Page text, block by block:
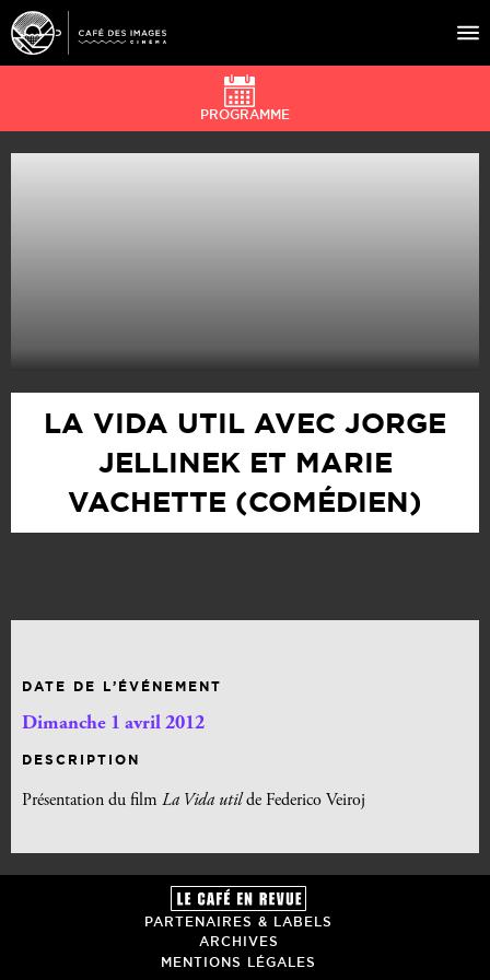
À L’AFFICHE
PROGRAMME
LA VIDA UTIL AVEC JORGE
JELLINEK ET MARIE
VACHETTE (COMÉDIEN)
DATE DE L’ÉVÉNEMENT
Dimanche 1 avril 2012
DESCRIPTION
Présentation du film La Vida utilde Federico Veiroj
PARTENAIRES & LABELS
ARCHIVES
MENTIONS LÉGALES